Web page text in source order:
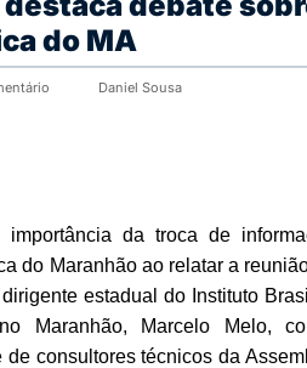
do MA
Daniel Sousa
da troca de
do Maranhão ao relatar a
estadual do Instituto
Maranhão, Marcelo Melo,
consultores técnicos da